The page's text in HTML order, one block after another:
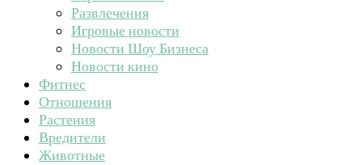
Развлечения
Игровые новости
Новости Шоу Бизнеса
Новости кино
Фитнес
Отношения
Растения
Вредители
Животные